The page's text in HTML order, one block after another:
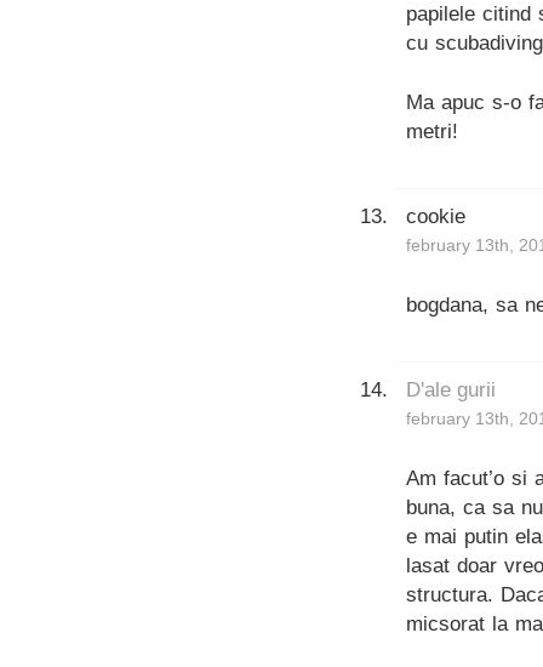
papilele citind
cu
Ma apuc s-o
metri!
cookie
february 13th,
bogdana, sa
D'ale gurii
february 13th,
Am facut’o si
buna, ca sa
e mai putin
lasat doar
structura.
micsorat la